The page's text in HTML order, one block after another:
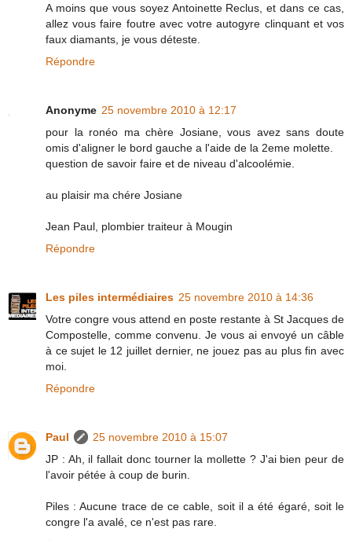
A moins que vous soyez Antoinette Reclus, et dans ce cas,
allez vous faire foutre avec votre autogyre clinquant et vos
faux diamants, je vous déteste.
Répondre
Anonyme 25 novembre 2010 à 12:17
pour la ronéo ma chère Josiane, vous avez sans doute
omis d'aligner le bord gauche a l'aide de la 2eme molette.
question de savoir faire et de niveau d'alcoolémie.
au plaisir ma chére Josiane
Jean Paul, plombier traiteur à Mougin
Répondre
Les piles intermédiaires 25 novembre 2010 à 14:36
Votre congre vous attend en poste restante à St Jacques de
Compostelle, comme convenu. Je vous ai envoyé un câble
à ce sujet le 12 juillet dernier, ne jouez pas au plus fin avec
moi.
Répondre
Paul
25 novembre 2010 à 15:07
JP : Ah, il fallait donc tourner la mollette ? J'ai bien peur de
l'avoir pétée à coup de burin.
Piles : Aucune trace de ce cable, soit il a été égaré, soit le
congre l'a avalé, ce n'est pas rare.